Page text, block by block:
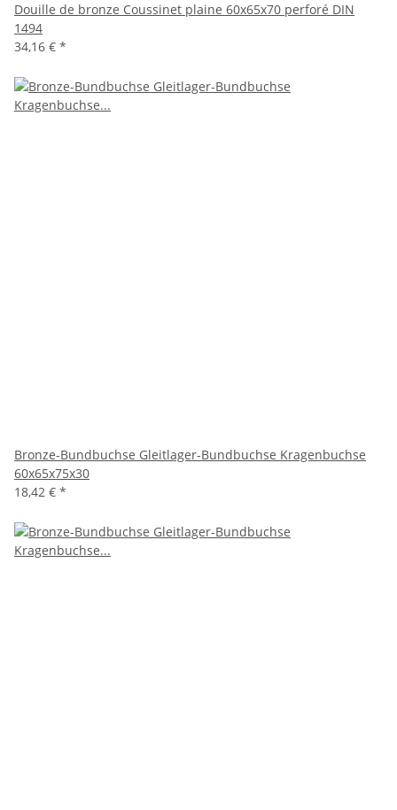
Douille de bronze Coussinet plaine 60x65x70 perforé DIN
1494
34,16 € *
Bronze-Bundbuchse Gleitlager-Bundbuchse Kragenbuchse
60x65x75x30
18,42 € *